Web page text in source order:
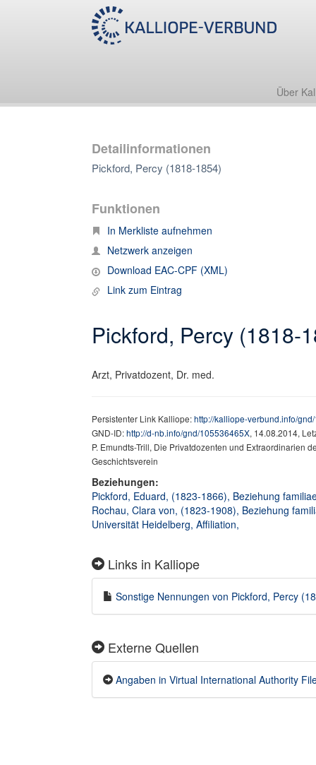
Über
Detailinformationen
Pickford, Percy (1818-1854)
Funktionen
In Merkliste aufnehmen
Netzwerk anzeigen
Download EAC-CPF (XML)
Link zum Eintrag
Pickford, Percy (1818-
Arzt, Privatdozent, Dr. med.
Persistenter Link Kalliope:http://kalliope-verbund.info/
GND-ID:http://d-nb.info/gnd/105536465X, 14.08.2014,
P. Emundts-Trill, Die Privatdozenten und Extraordinarien
Geschichtsverein
Beziehungen:
Pickford, Eduard, (1823-1866), Beziehung
Rochau, Clara von, (1823-1908), Beziehung
Universität Heidelberg, Affiliation,
Links in Kalliope
Sonstige Nennungen von Pickford, Percy
Externe Quellen
Angaben in Virtual International Authority